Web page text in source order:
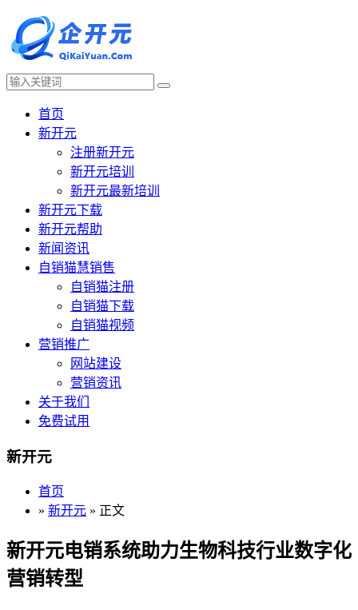
首页
新开元
注册新开元
新开元培训
新开元最新培训
新开元下载
新开元帮助
新闻资讯
自销猫慧销售
自销猫注册
自销猫下载
自销猫视频
营销推广
网站建设
营销资讯
关于我们
免费试用
新开元
首页
» 新开元 » 正文
新开元电销系统助力生物科技行业数字化
营销转型